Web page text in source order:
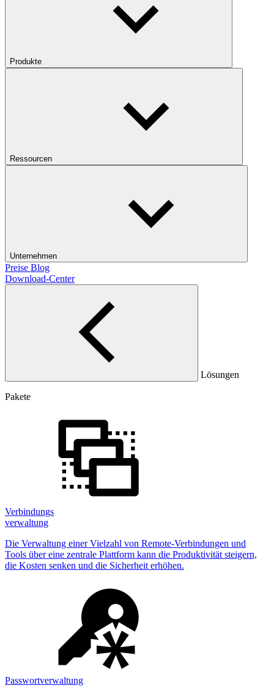
Produkte
Ressourcen
Unternehmen
Preise Blog
Download-Center
Lösungen
Pakete
Verbindungs
verwaltung
Die Verwaltung einer Vielzahl von Remote-Verbindungen und
Tools über eine zentrale Plattform kann die Produktivität steigern,
die Kosten senken und die Sicherheit erhöhen.
Passwortverwaltung